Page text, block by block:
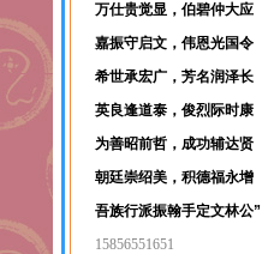
万仕贵觉显，伯碧仲大应
嘉振守启文，伟恩光国令
希世承宏广，芳名润泽长
英良逢道泰，俊烈际时康
为善昭前哲，成功辅达贤
朝廷崇绍美，积德福永增
吾族行派振翰手定文林公”
15856551651